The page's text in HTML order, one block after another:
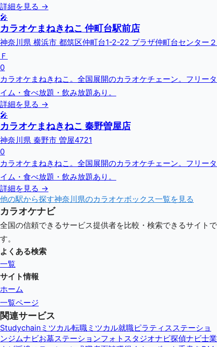
詳細を見る →
🎤
カラオケまねきねこ 仲町台駅前店
神奈川県 横浜市 都筑区仲町台1-2-22 プラザ仲町台センター２
Ｆ
0
カラオケまねきねこ。全国展開のカラオケチェーン。フリータ
イム・食べ放題・飲み放題あり。
詳細を見る →
🎤
カラオケまねきねこ 秦野曽屋店
神奈川県 秦野市 曽屋4721
0
カラオケまねきねこ。全国展開のカラオケチェーン。フリータ
イム・食べ放題・飲み放題あり。
詳細を見る →
他の駅から探す神奈川県のカラオケボックス一覧を見る
カラオケナビ
全国の信頼できるサービス提供者を比較・検索できるサイトで
す。
よくある検索
一覧
サイト情報
ホーム
一覧ページ
関連サービス
Studychain ミツカル転職 ミツカル就職ピラティスステーショ
ンジムナビお墓ステーションフォトスタジオナビ探偵ナビ士業